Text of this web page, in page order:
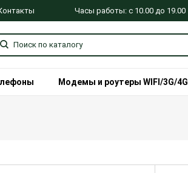
Часы работы: с 10.00 до 19.00
Модемы и роутеры WIFI/3G/4G